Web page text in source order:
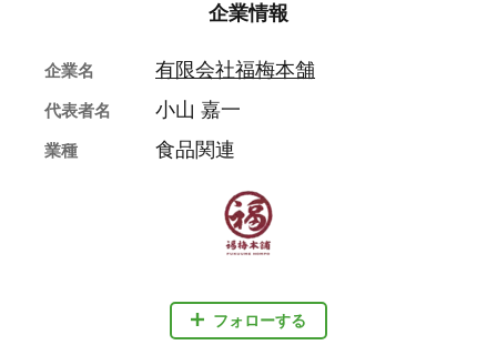
企業情報
フォローする
企業名 有限会社福梅本舗
代表者名 小山 嘉一
業種 食品関連